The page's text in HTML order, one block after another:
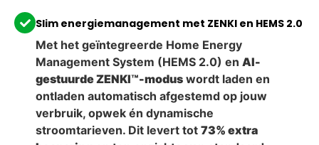
Slim energiemanagement met ZENKI en HEMS 2.0
Met het geïntegreerde Home Energy
Management System (HEMS 2.0) en AI-
gestuurde ZENKI™-modus wordt laden en
ontladen automatisch afgestemd op jouw
verbruik, opwek én dynamische
stroomtarieven. Dit levert tot 73% extra